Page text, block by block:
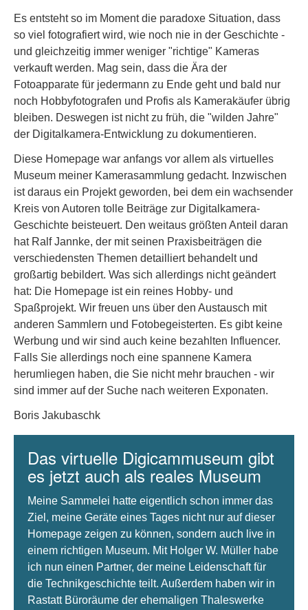
Es entsteht so im Moment die paradoxe Situation, dass
so viel fotografiert wird, wie noch nie in der Geschichte -
und gleichzeitig immer weniger "richtige" Kameras
verkauft werden. Mag sein, dass die Ära der
Fotoapparate für jedermann zu Ende geht und bald nur
noch Hobbyfotografen und Profis als Kamerakäufer übrig
bleiben. Deswegen ist nicht zu früh, die "wilden Jahre"
der Digitalkamera-Entwicklung zu dokumentieren.
Diese Homepage war anfangs vor allem als virtuelles
Museum meiner Kamerasammlung gedacht. Inzwischen
ist daraus ein Projekt geworden, bei dem ein wachsender
Kreis von Autoren tolle Beiträge zur Digitalkamera-
Geschichte beisteuert. Den weitaus größten Anteil daran
hat Ralf Jannke, der mit seinen Praxisbeiträgen die
verschiedensten Themen detailliert behandelt und
großartig bebildert. Was sich allerdings nicht geändert
hat: Die Homepage ist ein reines Hobby- und
Spaßprojekt. Wir freuen uns über den Austausch mit
anderen Sammlern und Fotobegeisterten. Es gibt keine
Werbung und wir sind auch keine bezahlten Influencer.
Falls Sie allerdings noch eine spannene Kamera
herumliegen haben, die Sie nicht mehr brauchen - wir
sind immer auf der Suche nach weiteren Exponaten.
Boris Jakubaschk
Das virtuelle Digicammuseum gibt
es jetzt auch als reales Museum
Meine Sammelei hatte eigentlich schon immer das
Ziel, meine Geräte eines Tages nicht nur auf dieser
Homepage zeigen zu können, sondern auch live in
einem richtigen Museum. Mit Holger W. Müller habe
ich nun einen Partner, der meine Leidenschaft für
die Technikgeschichte teilt. Außerdem haben wir in
Rastatt Büroräume der ehemaligen Thaleswerke